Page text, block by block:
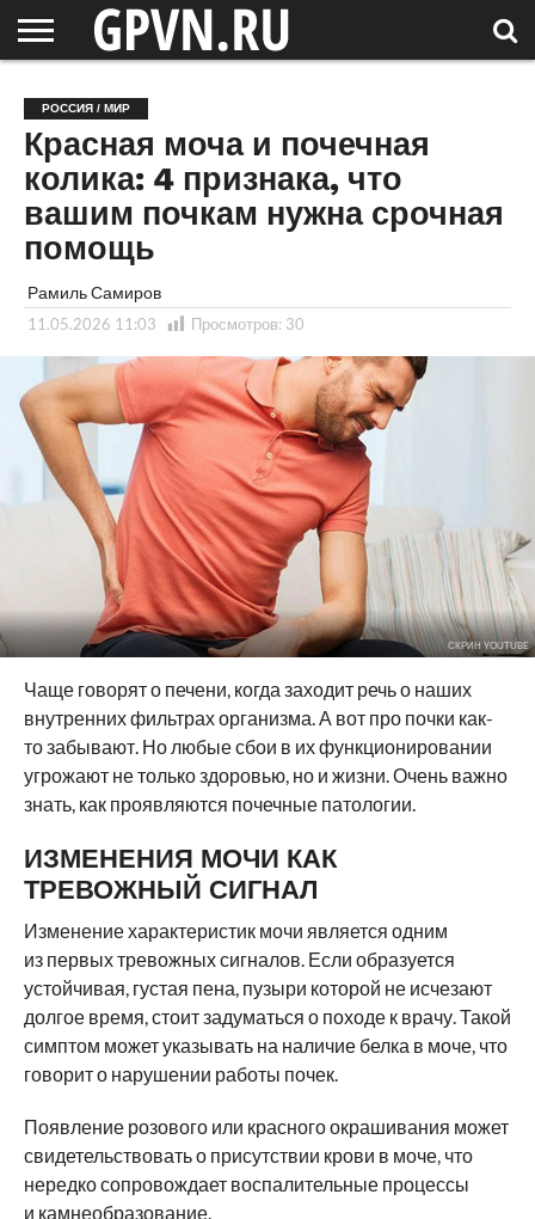
ОБЛАСТЬ
НОВОСТИ
СОСЕДЕЙ
РОССИЯ
/ МИР
СПЕЦПРОЕКТЫ
БЛОГ
СТАТЬИ
ФОТОРЕПОРТАЖИ
ИНТЕРВЬЮ
ОБЪЕКТЫ
ПОДБОРКИ
РОССИЯ / МИР
Красная моча и почечная
колика: 4 признака, что
вашим почкам нужна срочная
помощь
Рамиль Самиров
11.05.2026 11:03 Просмотров: 30
СКРИН YOUTUBE
Чаще говорят о печени, когда заходит речь о наших
внутренних фильтрах организма. А вот про почки как-
то забывают. Но любые сбои в их функционировании
угрожают не только здоровью, но и жизни. Очень важно
знать, как проявляются почечные патологии.
ИЗМЕНЕНИЯ МОЧИ КАК
ТРЕВОЖНЫЙ СИГНАЛ
Изменение характеристик мочи является одним
из первых тревожных сигналов. Если образуется
устойчивая, густая пена, пузыри которой не исчезают
долгое время, стоит задуматься о походе к врачу. Такой
симптом может указывать на наличие белка в моче, что
говорит о нарушении работы почек.
Появление розового или красного окрашивания может
свидетельствовать о присутствии крови в моче, что
нередко сопровождает воспалительные процессы
и камнеобразование.